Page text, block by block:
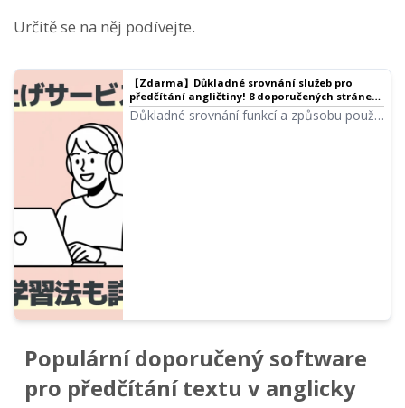
Určitě se na něj podívejte.
【Zdarma】Důkladné srovnání služeb pro
předčítání angličtiny! 8 doporučených stránek
a efektivní metody učení
Důkladné srovnání funkcí a způsobu použití
Populární doporučený software
pro předčítání textu v anglicky